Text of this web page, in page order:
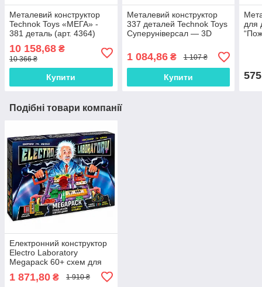
Металевий конструктор
Technok Toys «МЕГА» -
381 деталь (арт. 4364)
10 158,68 ₴
10 366 ₴
Купити
Металевий конструктор
337 деталей Technok Toys
Суперуніверсал — 3D
5 років, арт. 0939
1 084,86₴ 1 107 ₴
Купити
для
575
Подібні товари компанії
Електронний конструктор
Electro Laboratory
Megapack 60+ схем для
електроніка
1 871,80 ₴ 1 910 ₴